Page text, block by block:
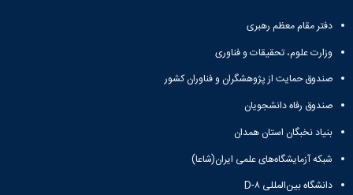
دفتر مقام معظم رهبری
وزارت علوم، تحقیقات و فناوری
صندوق حمایت از پژوهشگران و فناوران کشور
صندوق رفاه دانشجویان
بنیاد نخبگان استان همدان
شبکه آزمایشگاه‌های علمی ایران(شاعا)
دانشگاه بین‌المللی D-۸